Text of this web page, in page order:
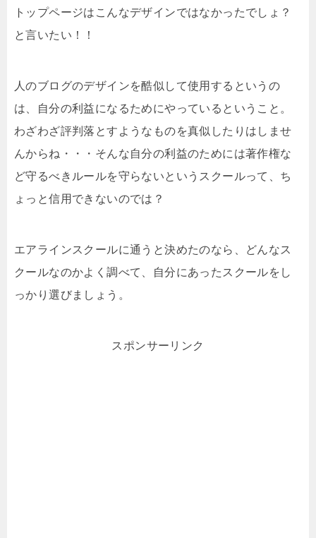
トップページはこんなデザインではなかったでしょ？
と言いたい！！
人のブログのデザインを酷似して使用するというの
は、自分の利益になるためにやっているということ。
わざわざ評判落とすようなものを真似したりはしませ
んからね・・・そんな自分の利益のためには著作権な
ど守るべきルールを守らないというスクールって、ち
ょっと信用できないのでは？
エアラインスクールに通うと決めたのなら、どんなス
クールなのかよく調べて、自分にあったスクールをし
っかり選びましょう。
スポンサーリンク